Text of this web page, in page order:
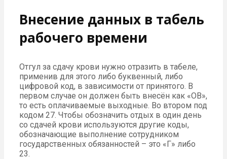
Внесение данных в табель
рабочего времени
Отгул за сдачу крови нужно отразить в табеле,
применив для этого либо буквенный, либо
цифровой код, в зависимости от принятого. В
первом случае он должен быть внесён как «ОВ»,
то есть оплачиваемые выходные. Во втором под
кодом 27. Чтобы обозначить отдых в один день
со сдачей крови используются другие коды,
обозначающие выполнение сотрудником
государственных обязанностей – это «Г» либо
23.